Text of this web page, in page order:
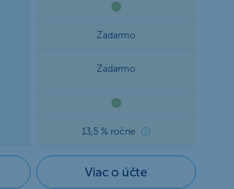
Zadarmo
Zadarmo
13,5 % ročne
Viac o účte